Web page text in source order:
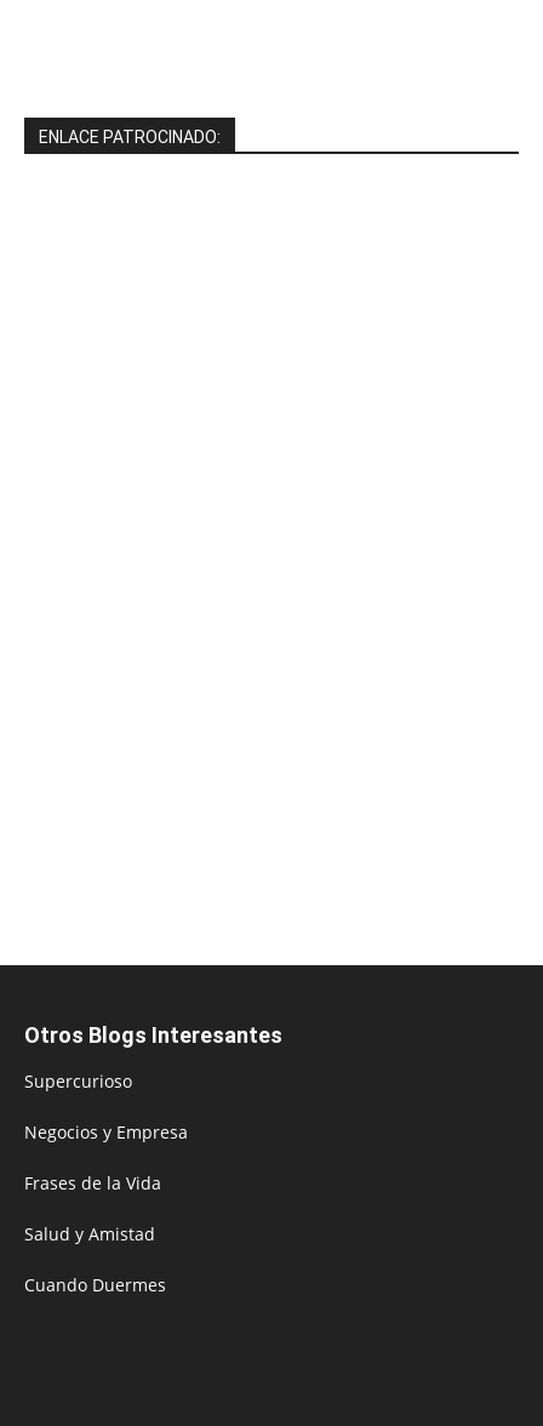
ENLACE PATROCINADO:
Otros Blogs Interesantes
Supercurioso
Negocios y Empresa
Frases de la Vida
Salud y Amistad
Cuando Duermes